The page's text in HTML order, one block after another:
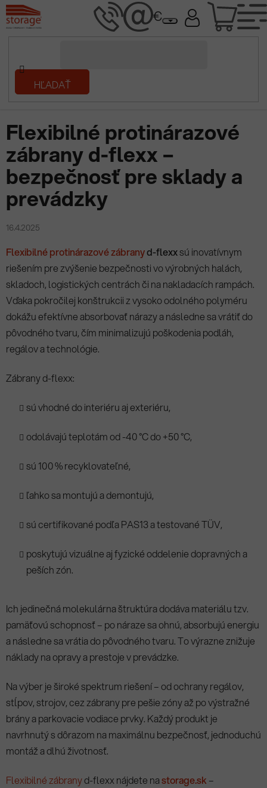
Prejsť
na
obsah
HĽADAŤ
Domov
Prečítaj si/Flexibilné protinárazové zábrany d-flexx – bezpečnosť
pre sklady a prevádzky
Flexibilné protinárazové
zábrany d-flexx –
bezpečnosť pre sklady a
prevádzky
16.4.2025
Flexibilné protinárazové zábranyd-flexxsú inovatívnym
riešením pre zvýšenie bezpečnosti vo výrobných halách,
skladoch, logistických centrách či na nakladacích rampách.
Vďaka pokročilej konštrukcii z vysoko odolného polyméru
dokážu efektívne absorbovať nárazy a následne sa vrátiť do
pôvodného tvaru, čím minimalizujú poškodenia podláh,
regálov a technológie.
Zábrany d-flexx:
sú vhodné do interiéru aj exteriéru,
odolávajú teplotám od -40 °C do +50 °C,
sú 100 % recyklovateľné,
ľahko sa montujú a demontujú,
sú certifikované podľa PAS13 a testované TÜV,
poskytujú vizuálne aj fyzické oddelenie dopravných a
peších zón.
Ich jedinečná molekulárna štruktúra dodáva materiálu tzv.
pamäťovú schopnosť – po náraze sa ohnú, absorbujú energiu
a následne sa vrátia do pôvodného tvaru. To výrazne znižuje
náklady na opravy a prestoje v prevádzke.
Na výber je široké spektrum riešení – od ochrany regálov,
stĺpov, strojov, cez zábrany pre pešie zóny až po výstražné
brány a parkovacie vodiace prvky. Každý produkt je
navrhnutý s dôrazom na maximálnu bezpečnosť, jednoduchú
montáž a dlhú životnosť.
Flexibilné zábranyd-flexx nájdete nastorage.sk –